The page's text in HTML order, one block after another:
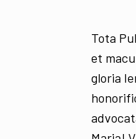
Tota
et
gloria